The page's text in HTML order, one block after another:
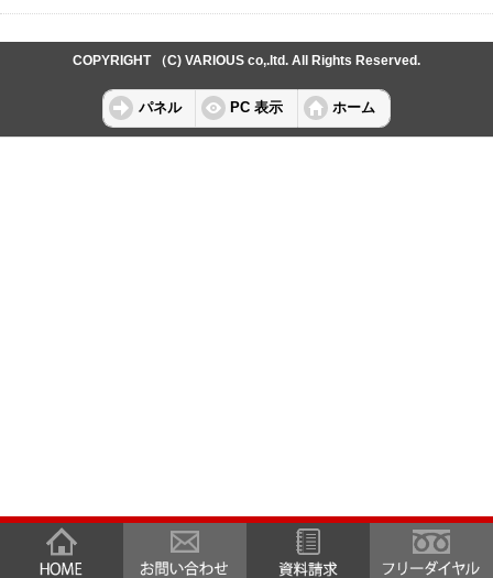
COPYRIGHT （C) VARIOUS co,.ltd. All Rights Reserved.
パネル PC 表示 ホーム